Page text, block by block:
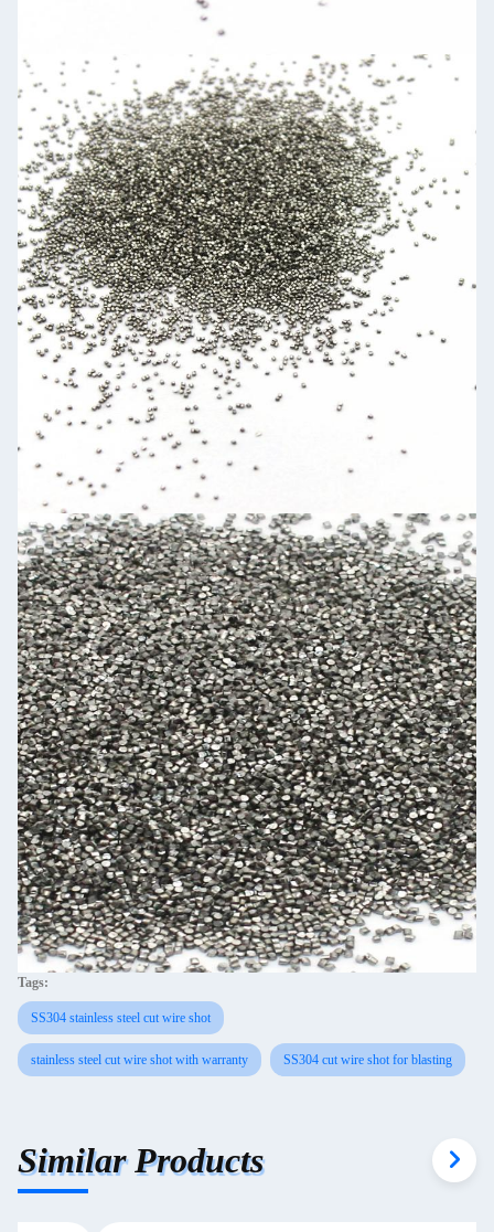
Tags:
SS304 stainless steel cut wire shot
stainless steel cut wire shot with warranty SS304 cut wire shot for blasting
Similar Products